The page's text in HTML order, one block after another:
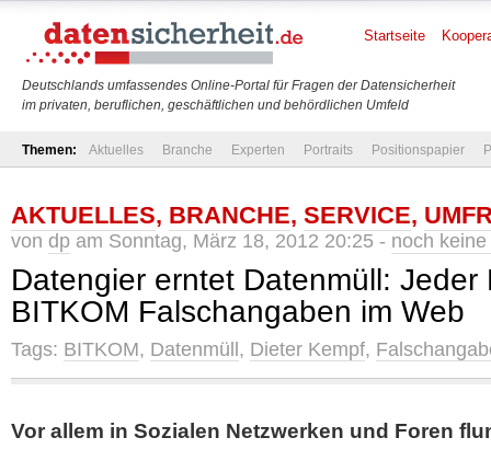
Deutschlands umfassendes Online-Portal für Fragen der Datensicherheit
im privaten, beruflichen, geschäftlichen und behördlichen Umfeld
Startseite
Themen: Aktuelles Branche Experten Portraits Positionspapier
AKTUELLES, BRANCHE, SERVICE,
von dp am Sonntag, März 18, 2012 20:25 - noch
Datengier erntet Datenmüll: Jeder
BITKOM Falschangaben im Web
Tags: BITKOM, Datenmüll , Dieter Kempf,
Vor allem in Sozialen Netzwerken und Foren